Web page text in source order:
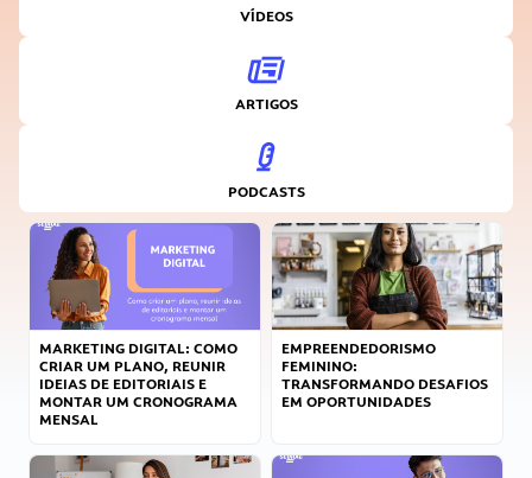
VÍDEOS
ARTIGOS
PODCASTS
MARKETING DIGITAL: COMO
CRIAR UM PLANO, REUNIR
IDEIAS DE EDITORIAIS E
MONTAR UM CRONOGRAMA
MENSAL
EMPREENDEDORISMO
FEMININO:
TRANSFORMANDO DESAFIOS
EM OPORTUNIDADES